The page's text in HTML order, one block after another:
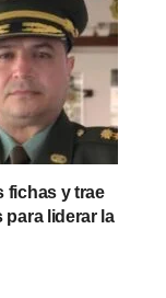
fichas y trae
para liderar la